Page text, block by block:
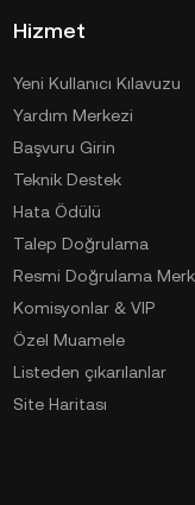
Hizmet
Yeni Kullanıcı Kılavuzu
Yardım Merkezi
Başvuru Girin
Teknik Destek
Hata Ödülü
Talep Doğrulama
Resmi Doğrulama
Komisyonlar & VIP
Özel Muamele
Listeden çıkarılanlar
Site Haritası